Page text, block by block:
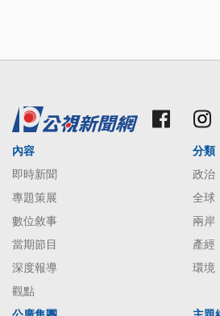
內容
即時新聞
專題策展
數位敘事
當期節目
深度報導
觀點
分類
政治
全球
兩岸
產經
環境